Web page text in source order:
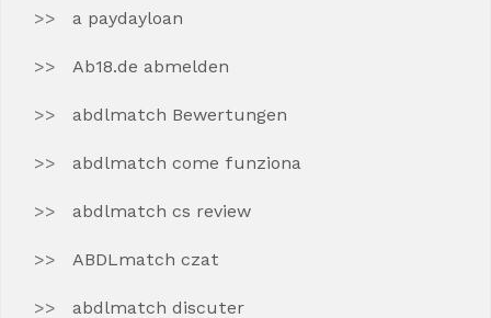
a paydayloan
Ab18.de abmelden
abdlmatch Bewertungen
abdlmatch come funziona
abdlmatch cs review
ABDLmatch czat
abdlmatch discuter